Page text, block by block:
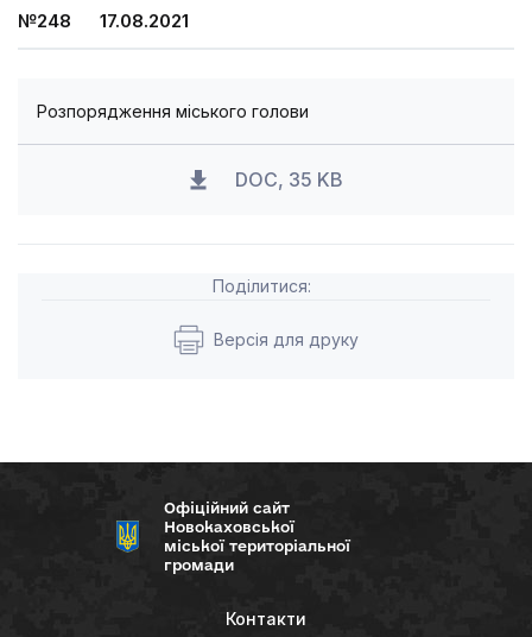
№248 17.08.2021
Розпорядження міського голови
DOC, 35 KB
Поділитися:
Версія для друку
Офіційний сайт
Новокаховської
міської територіальної
громади
Контакти